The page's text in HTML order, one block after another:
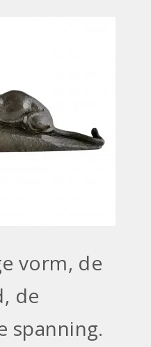
vorm, de
de
spanning.